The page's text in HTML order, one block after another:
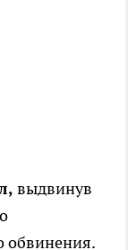
выдвинув
обвинения.